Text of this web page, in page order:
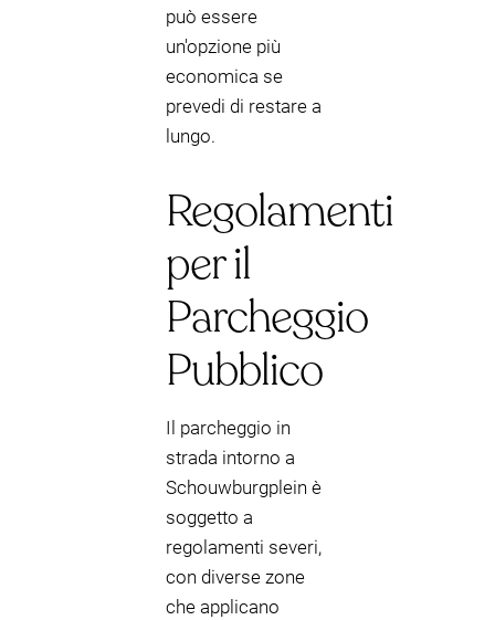
può essere
un'opzione più
economica se
prevedi di restare a
lungo.
Regolamenti
per il
Parcheggio
Pubblico
Il parcheggio in
strada intorno a
Schouwburgplein è
soggetto a
regolamenti severi,
con diverse zone
che applicano